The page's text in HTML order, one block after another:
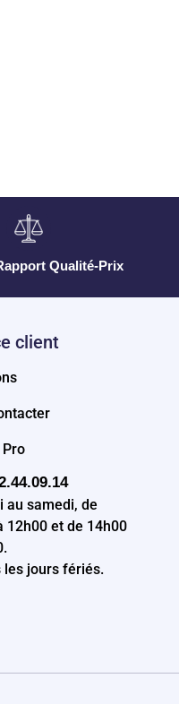
Qualité-Prix
client
Pro
au samedi, de
12h00 et de 14h00
les jours fériés.